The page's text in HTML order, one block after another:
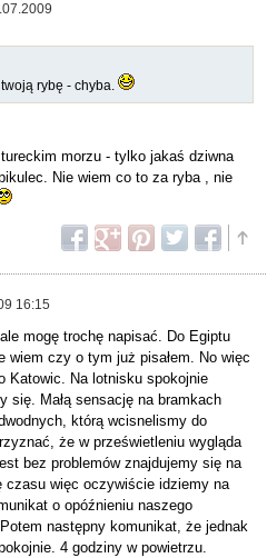
rybę - chyba.
morzu - tylko jakaś dziwna
Nie wiem co to za ryba , nie
16:15
mogę trochę napisać. Do Egiptu
wiem czy o tym już pisałem. No więc
Katowic. Na lotnisku spokojnie
się. Małą sensację na bramkach
którą wcisnelismy do
że w prześwietleniu wygląda
bez problemów znajdujemy się na
czasu więc oczywiście idziemy na
o opóźnieniu naszego
następny komunikat, że jednak
4 godziny w powietrzu.